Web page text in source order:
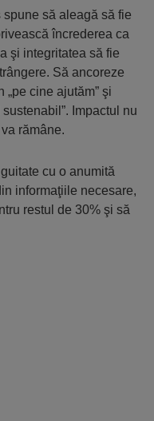
să aleagă să fie
încrederea ca
şi integritatea să fie
Să ancoreze
cine ajutăm” şi
Impactul nu
rămâne.
cu o anumită
informaţiile necesare,
restul de 30% şi să